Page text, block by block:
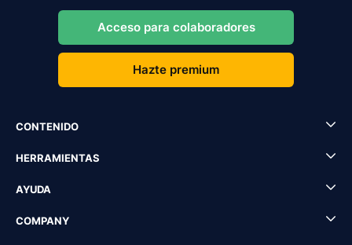
Acceso para colaboradores
Hazte premium
CONTENIDO
HERRAMIENTAS
AYUDA
COMPANY